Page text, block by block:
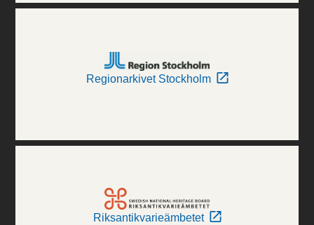
Regionarkivet Stockholm
Riksantikvarieämbetet